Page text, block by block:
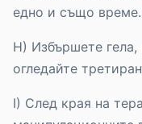
едно и също време.
H) Избършете
огледайте
I) След края на